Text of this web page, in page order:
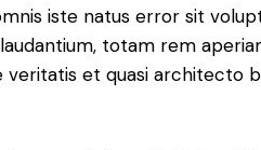
iste natus error sit
totam rem
veritatis et quasi architecto